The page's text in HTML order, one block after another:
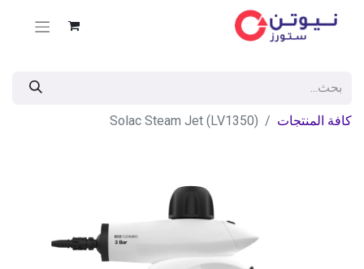
كافة المنتجات Solac Steam Jet (LV1350)